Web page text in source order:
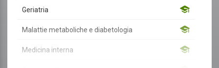
Geriatria
Malattie metaboliche e diabetologia
Medicina interna